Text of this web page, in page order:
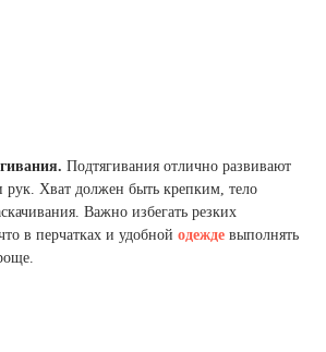
Подтягивания отлично развивают
Хват должен быть крепким, тело
Важно избегать резких
в перчатках и удобной одежде выполнять